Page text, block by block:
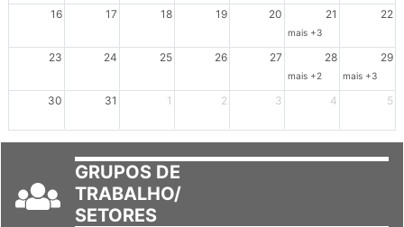
16 17 18 19 20 21 22
mais +3
23 24 25 26 27 28 29
mais +2 mais +3
30 31 1 2 3 4 5
GRUPOS DE
TRABALHO/
SETORES